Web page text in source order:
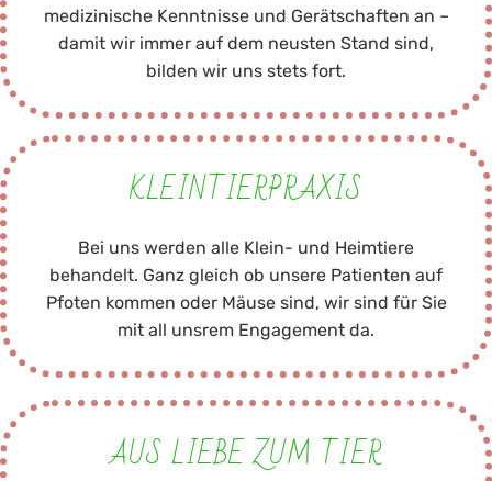
medizinische Kenntnisse und Gerätschaften an –
damit wir immer auf dem neusten Stand sind,
bilden wir uns stets fort.
KLEINTIERPRAXIS
Bei uns werden alle Klein- und Heimtiere
behandelt. Ganz gleich ob unsere Patienten auf
Pfoten kommen oder Mäuse sind, wir sind für Sie
mit all unsrem Engagement da.
AUS LIEBE ZUM TIER